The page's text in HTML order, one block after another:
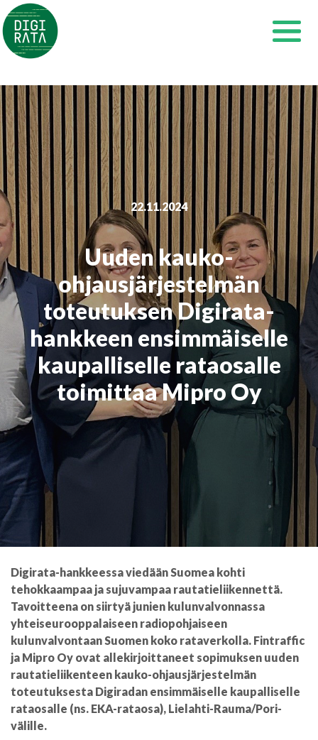
Siirry
sisältöön
22.11.2024
Uuden kauko-
ohjausjärjestelmän
toteutuksen Digirata-
hankkeen ensimmäiselle
kaupalliselle rataosalle
toimittaa Mipro Oy
Digirata-hankkeessa viedään Suomea kohti
tehokkaampaa ja sujuvampaa rautatieliikennettä.
Tavoitteena on siirtyä junien kulunvalvonnassa
yhteiseurooppalaiseen radiopohjaiseen
kulunvalvontaan Suomen koko rataverkolla. Fintraffic
ja Mipro Oy ovat allekirjoittaneet sopimuksen uuden
rautatieliikenteen kauko-ohjausjärjestelmän
toteutuksesta Digiradan ensimmäiselle kaupalliselle
rataosalle (ns. EKA-rataosa), Lielahti-Rauma/Pori-
välille.